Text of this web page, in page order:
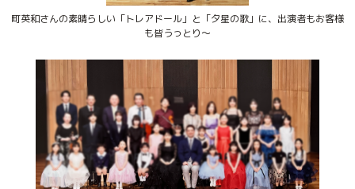
町英和さんの素晴らしい「トレアドール」と「夕星の歌」に、出演者もお客様
も皆うっとり〜